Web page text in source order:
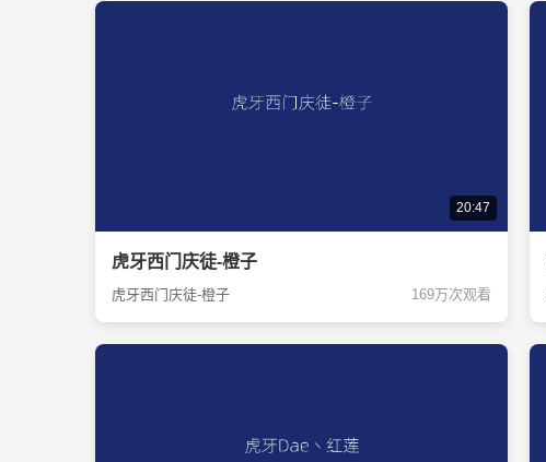
20:47
虎牙西门庆徒-橙子
虎牙西门庆徒-橙子 169万次观看